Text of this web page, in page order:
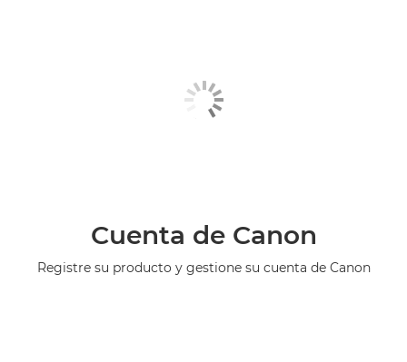
Cuenta de Canon
Registre su producto y gestione su cuenta de Canon